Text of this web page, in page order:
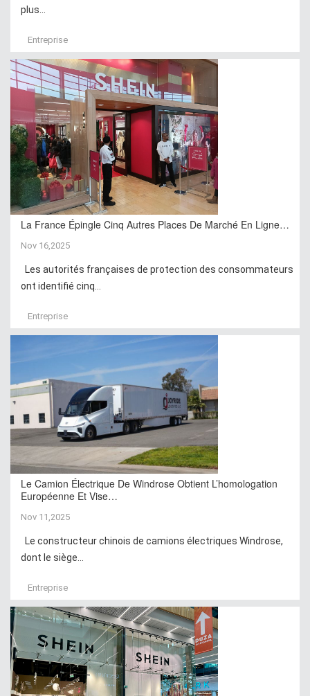
plus...
Entreprise
La France Épingle Cinq Autres Places De Marché En Ligne…
Nov 16,2025
Les autorités françaises de protection des consommateurs
ont identifié cinq...
Entreprise
Le Camion Électrique De Windrose Obtient L’homologation
Européenne Et Vise…
Nov 11,2025
Le constructeur chinois de camions électriques Windrose,
dont le siège...
Entreprise